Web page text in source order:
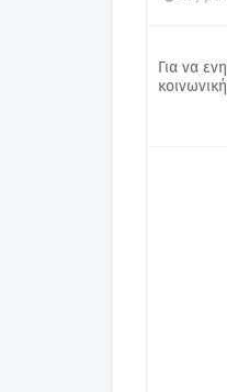
Για να